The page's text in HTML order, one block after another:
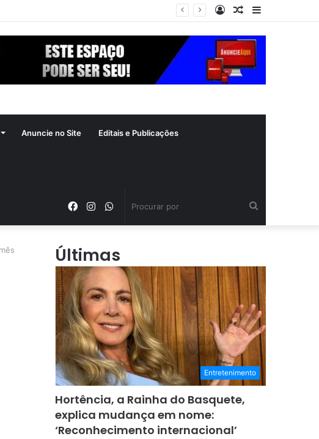
o ato é crime inafiançável
Barra
Artigo
Entrar
Anuncie no Site Editais e Publicações
WhatsApp
Instagram
Facebook
Últimas
Entretenimento
Hortência, a Rainha do Basquete,
explica mudança em nome:
‘Reconhecimento internacional’